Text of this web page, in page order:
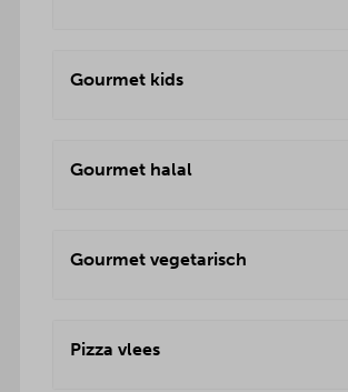
Gourmet kids
Gourmet halal
Gourmet vegetarisch
Pizza vlees